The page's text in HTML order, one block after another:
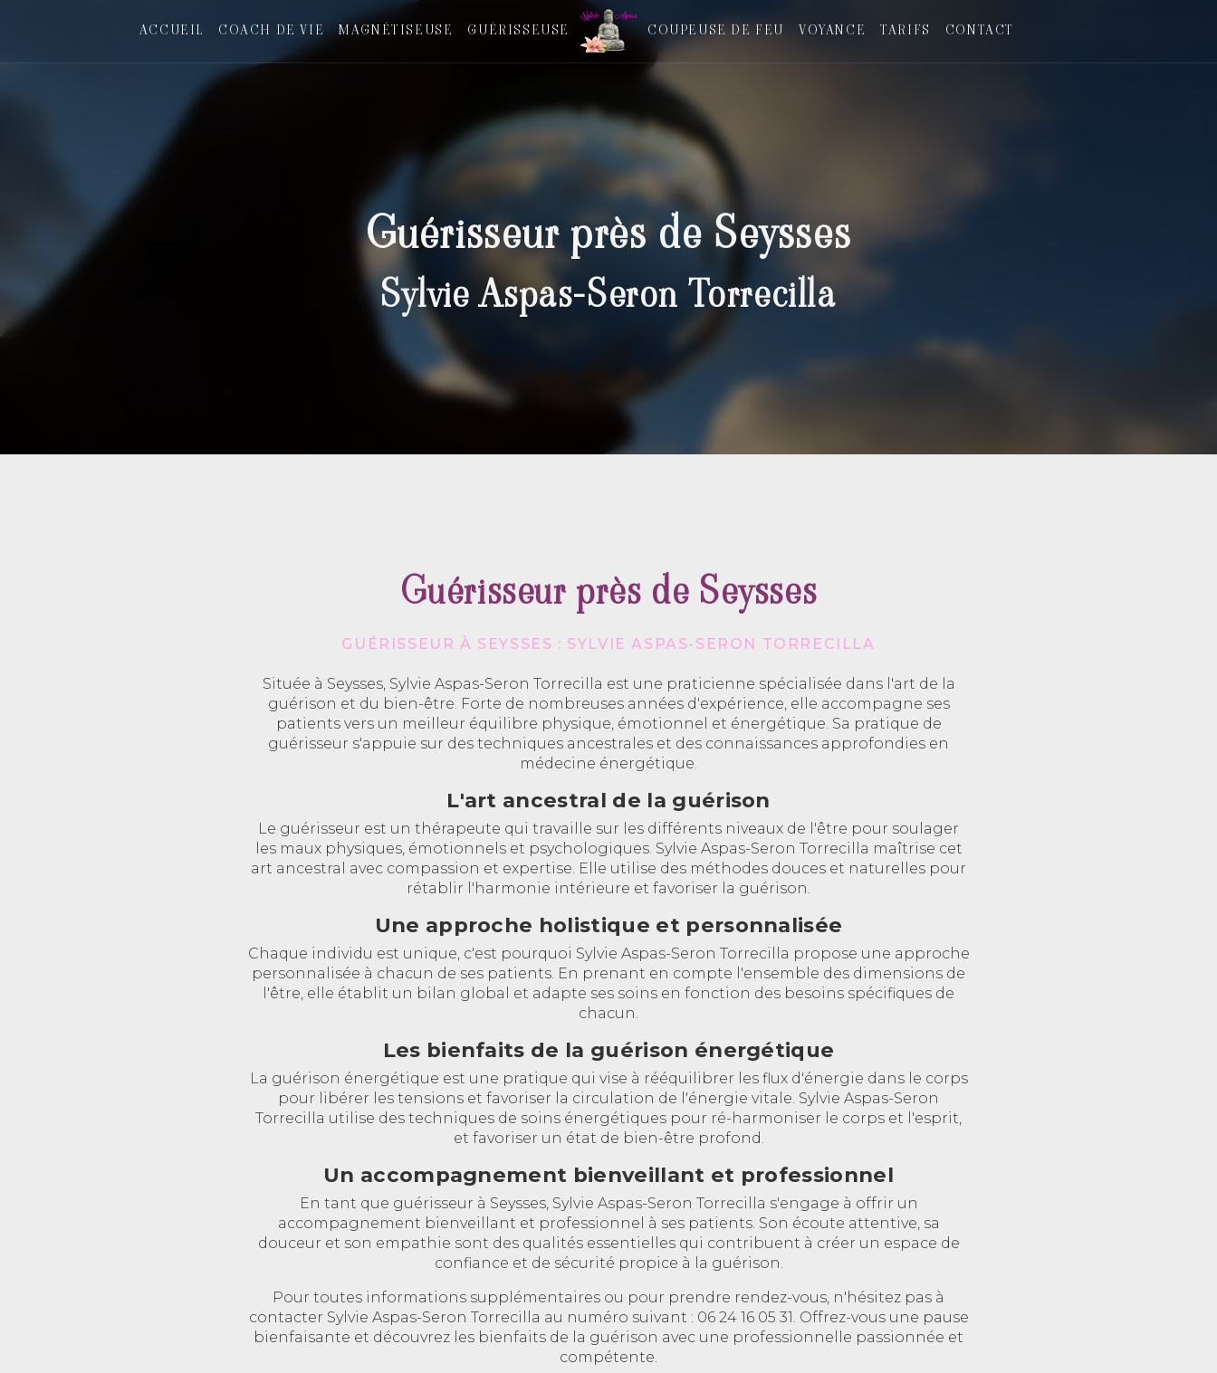
ACCUEIL COACH DE VIE MAGNÉTISEUSE GUÉRISSEUSE COUPEUSE DE FEU VOYANCE TARIFS CONTACT
Guérisseur près de Seysses
Sylvie Aspas-Seron Torrecilla
Guérisseur près de Seysses
GUÉRISSEUR À SEYSSES : SYLVIE ASPAS-SERON TORRECILLA
Située à Seysses, Sylvie Aspas-Seron Torrecilla est une praticienne spécialisée dans l'art de la
guérison et du bien-être. Forte de nombreuses années d'expérience, elle accompagne ses
patients vers un meilleur équilibre physique, émotionnel et énergétique. Sa pratique de
guérisseur s'appuie sur des techniques ancestrales et des connaissances approfondies en
médecine énergétique.
L'art ancestral de la guérison
Le guérisseur est un thérapeute qui travaille sur les différents niveaux de l'être pour soulager
les maux physiques, émotionnels et psychologiques. Sylvie Aspas-Seron Torrecilla maîtrise cet
art ancestral avec compassion et expertise. Elle utilise des méthodes douces et naturelles pour
rétablir l'harmonie intérieure et favoriser la guérison.
Une approche holistique et personnalisée
Chaque individu est unique, c'est pourquoi Sylvie Aspas-Seron Torrecilla propose une approche
personnalisée à chacun de ses patients. En prenant en compte l'ensemble des dimensions de
l'être, elle établit un bilan global et adapte ses soins en fonction des besoins spécifiques de
chacun.
Les bienfaits de la guérison énergétique
La guérison énergétique est une pratique qui vise à rééquilibrer les flux d'énergie dans le corps
pour libérer les tensions et favoriser la circulation de l'énergie vitale. Sylvie Aspas-Seron
Torrecilla utilise des techniques de soins énergétiques pour ré-harmoniser le corps et l'esprit,
et favoriser un état de bien-être profond.
Un accompagnement bienveillant et professionnel
En tant que guérisseur à Seysses, Sylvie Aspas-Seron Torrecilla s'engage à offrir un
accompagnement bienveillant et professionnel à ses patients. Son écoute attentive, sa
douceur et son empathie sont des qualités essentielles qui contribuent à créer un espace de
confiance et de sécurité propice à la guérison.
Pour toutes informations supplémentaires ou pour prendre rendez-vous, n'hésitez pas à
contacter Sylvie Aspas-Seron Torrecilla au numéro suivant : 06 24 16 05 31. Offrez-vous une pause
bienfaisante et découvrez les bienfaits de la guérison avec une professionnelle passionnée et
compétente.